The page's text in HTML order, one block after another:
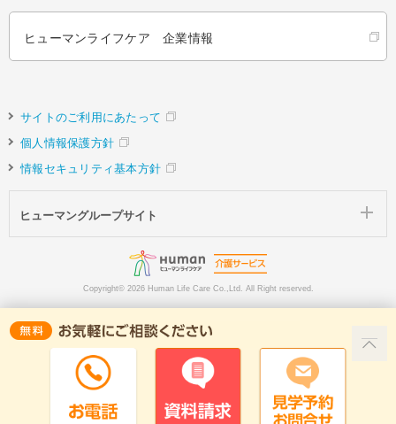
ヒューマンライフケア 企業情報
サイトのご利用にあたって
個人情報保護方針
情報セキュリティ基本方針
ヒューマングループサイト
Copyright© 2026 Human Life Care Co.,Ltd. All Right reserved.